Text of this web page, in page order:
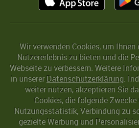
Wir verwenden Cookies, um
Nutzererlebnis zu bieten und die
Webseite zu verbessern. Weitere
in unserer Datenschutzerklärung.
weiter nutzen, akzeptieren Sie
Cookies, die folgende
Nutzungsstatistik, Verbindung zu
gezielte Werbung und